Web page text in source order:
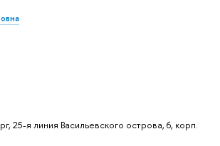
25-я линия Васильевского острова, 6, корп.